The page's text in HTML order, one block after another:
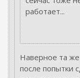
работает...
Наверное та
после попытки